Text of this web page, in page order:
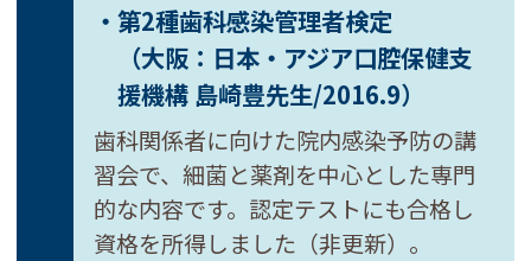
・第2種歯科感染管理者検定
（大阪：日本・アジア口腔保健支
援機構 島崎豊先生/2016.9）
歯科関係者に向けた院内感染予防の講
習会で、細菌と薬剤を中心とした専門
的な内容です。認定テストにも合格し
資格を所得しました（非更新）。